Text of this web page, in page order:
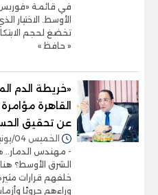
في قائمة «فوربس»
الأوسط. الاختيار
تخضغ لحجم
« حافظ »
«خريطة الدم
القاهرة
عن تحقيق
الخميس 04/يونيو/2026 - 03:25 م
- مهندس الدمار..
الشرق الأوسط؟
خلفهم قرارات
وراءهم حروبًا